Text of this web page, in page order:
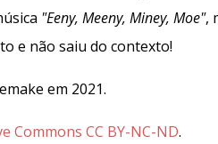
"Eeny, Meeny, Miney, Moe",
e não saiu do contexto!
em 2021.
Commons CC BY-NC-ND.